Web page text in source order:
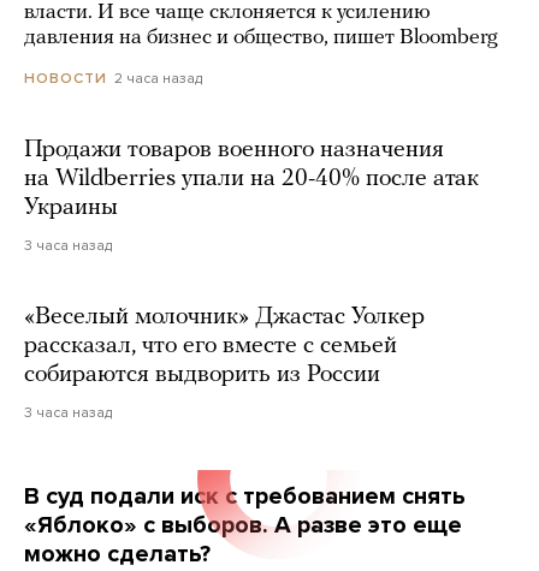
власти. И все чаще склоняется к усилению
давления на бизнес и общество, пишет Bloomberg
НОВОСТИ 2 часа назад
Продажи товаров военного назначения
на Wildberries упали на 20-40% после атак
Украины
3 часа назад
«Веселый молочник» Джастас Уолкер
рассказал, что его вместе с семьей
собираются выдворить из России
3 часа назад
В суд подали иск с требованием снять
«Яблоко» с выборов. А разве это еще
можно сделать?